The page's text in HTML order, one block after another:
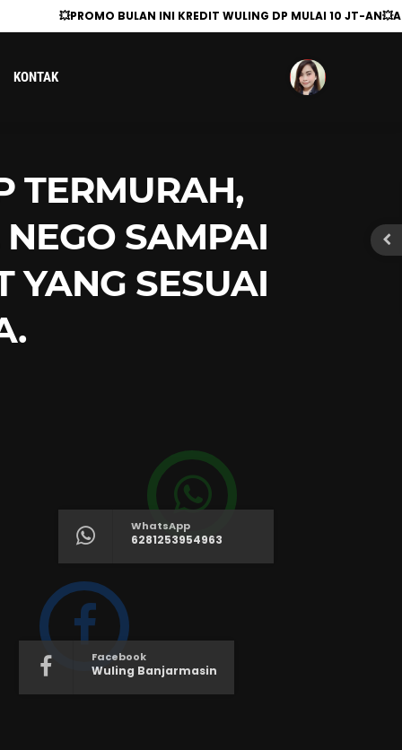
💥PROMO BULAN INI KREDIT WULING DP MULAI 10 JT-
KONTAK
TERMURAH,
SAMPAI
YANG SESUAI
WhatsApp
6281253954963
Facebook
Wuling Banjarmasin